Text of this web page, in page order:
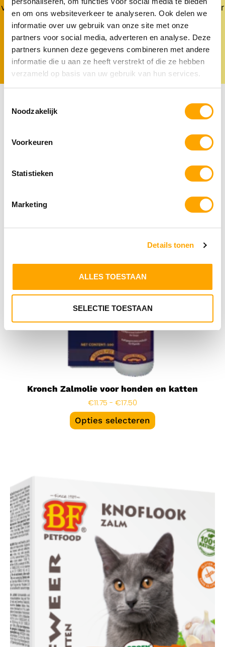
en om ons websiteverkeer te analyseren. Ook delen we
informatie over uw gebruik van onze site met onze
partners voor social media, adverteren en analyse. Deze
partners kunnen deze gegevens combineren met andere
informatie die u aan ze heeft verstrekt of die ze hebben
verzameld op basis van uw gebruik van hun services.
Noodzakelijk
Voorkeuren
Statistieken
Marketing
Details tonen
ALLES TOESTAAN
SELECTIE TOESTAAN
voordelen én flexibiliteit. Zo houd je meer tijd over voor
wat echt telt – samen genieten met je huisdier.
Vaak samengekocht
Kronch Zalmolie voor honden en katten
€11.75 - €17.50
Opties selecteren